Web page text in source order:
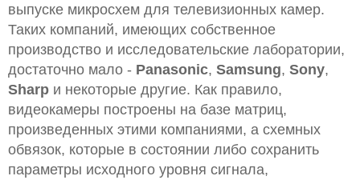
выпуске микросхем для телевизионных камер.
Таких компаний, имеющих собственное
производство и исследовательские лаборатории,
достаточно мало - Panasonic, Samsung, Sony,
Sharp и некоторые другие. Как правило,
видеокамеры построены на базе матриц,
произведенных этими компаниями, а схемных
обвязок, которые в состоянии либо сохранить
параметры исходного уровня сигнала,